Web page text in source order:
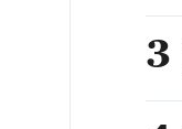
3